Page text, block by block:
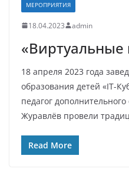
МЕРОПРИЯТИЯ
18.04.2023 admin
«Виртуальные
18 апреля 2023 года
образования детей «IT-
педагог
Журавлёв провели
Read More